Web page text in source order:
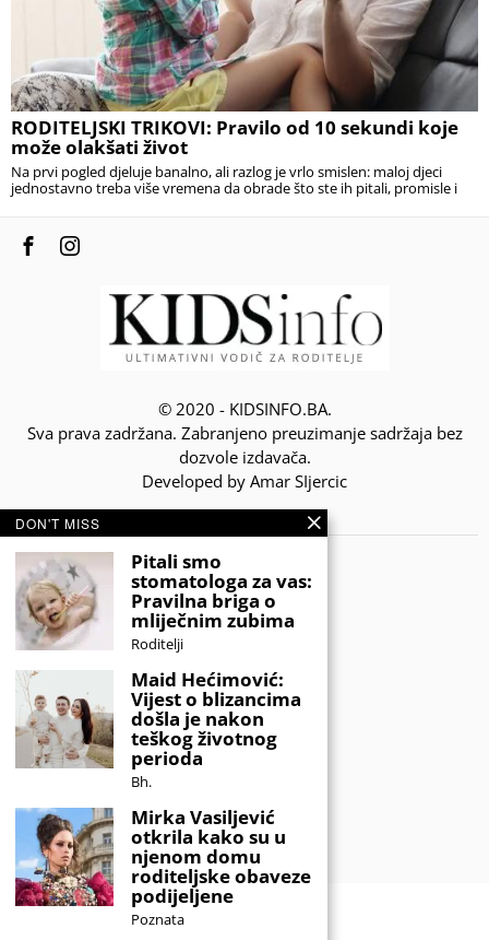
RODITELJSKI TRIKOVI: Pravilo od 10 sekundi koje
može olakšati život
Na prvi pogled djeluje banalno, ali razlog je vrlo smislen: maloj djeci
jednostavno treba više vremena da obrade što ste ih pitali, promisle i
© 2020 - KIDSINFO.BA.
Sva prava zadržana. Zabranjeno preuzimanje sadržaja bez
dozvole izdavača.
Developed by Amar SIjercic
IZAŠAO JE NOVI MAGAZIN!
DON'T MISS
Pitali smo
stomatologa za vas:
Pravilna briga o
mliječnim zubima
Roditelji
Maid Hećimović:
Vijest o blizancima
došla je nakon
teškog životnog
perioda
Bh.
Mirka Vasiljević
otkrila kako su u
njenom domu
roditeljske obaveze
podijeljene
Poznata